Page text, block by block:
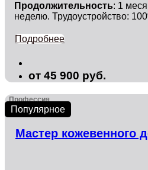
Продолжительность: 1
неделю. Трудоустройство:
Подробнее
от 45 900 руб.
Профессия
Популярное
Мастер кожевенного